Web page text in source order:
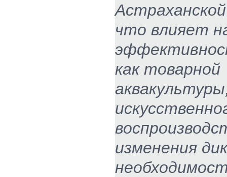
что влияет
как товарной
изменения